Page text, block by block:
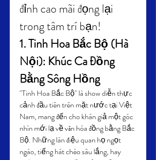
đỉnh cao mãi đọng lại
trong tâm trí bạn!
1. Tinh Hoa Bắc Bộ (Hà
Nội): Khúc Ca Đồng
Bằng Sông Hồng
"Tinh Hoa Bắc Bộ" là show diễn thực
cảnh đầu tiên trên mặt nước tại Việt
Nam, mang đến cho khán giả một góc
nhìn mới lạ về văn hóa đồng bằng Bắc
Bộ. Những làn điệu quan họ ngọt
ngào, tiếng hát chèo sâu lắng, hay